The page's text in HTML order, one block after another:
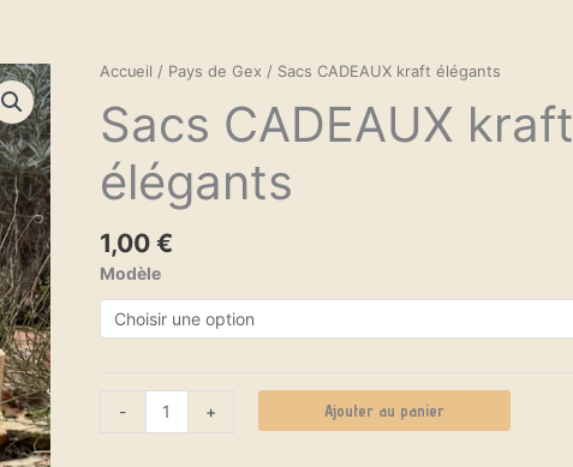
Accueil / Pays de Gex / Sacs CADEAUX kraft élégants
Sacs CADEAUX kraft
élégants
1,00 €
Modèle
-
quantité
Sacs
CADEAUX
kraft
+ Ajouter au panier